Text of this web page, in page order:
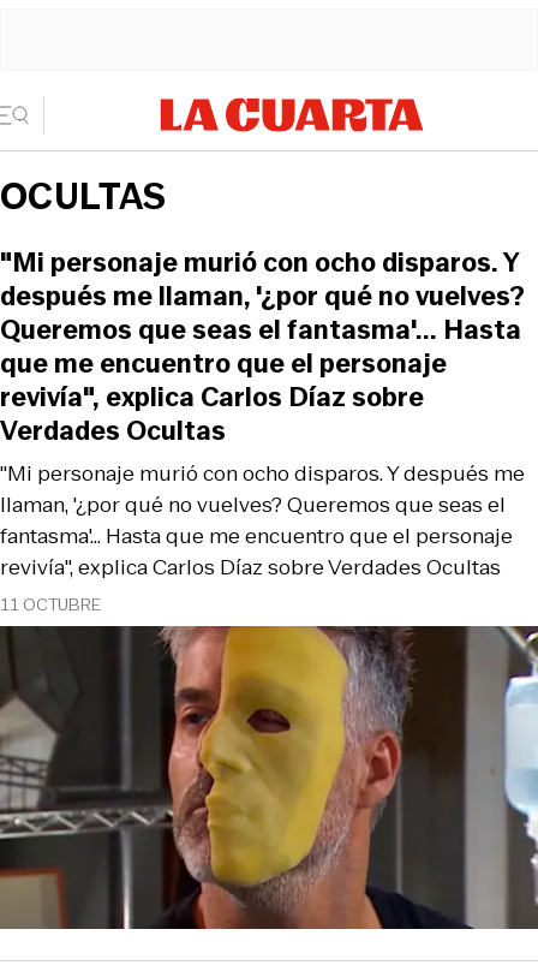
OCULTAS
11 OCTUBRE
"Mi personaje murió con ocho disparos. Y después me
llaman, '¿por qué no vuelves? Queremos que seas el
fantasma'... Hasta que me encuentro que el personaje
revivía", explica Carlos Díaz sobre Verdades Ocultas
"Mi personaje murió con ocho disparos. Y
después me llaman, '¿por qué no vuelves?
Queremos que seas el fantasma'... Hasta
que me encuentro que el personaje
revivía", explica Carlos Díaz sobre
Verdades Ocultas